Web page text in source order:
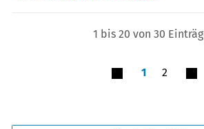
1 bis 20 von 30
1 2